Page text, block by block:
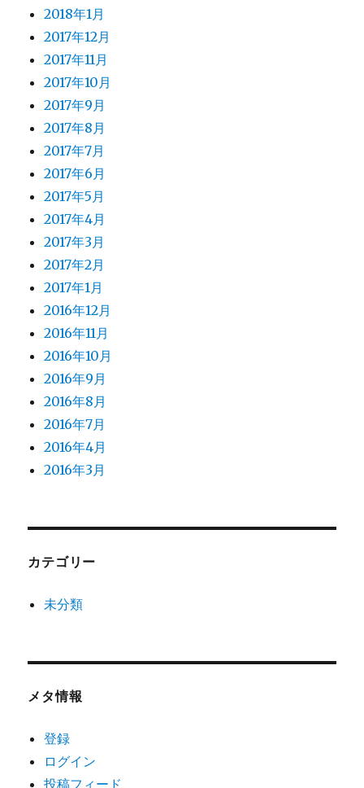
2018年1月
2017年12月
2017年11月
2017年10月
2017年9月
2017年8月
2017年7月
2017年6月
2017年5月
2017年4月
2017年3月
2017年2月
2017年1月
2016年12月
2016年11月
2016年10月
2016年9月
2016年8月
2016年7月
2016年4月
2016年3月
カテゴリー
未分類
メタ情報
登録
ログイン
投稿フィード